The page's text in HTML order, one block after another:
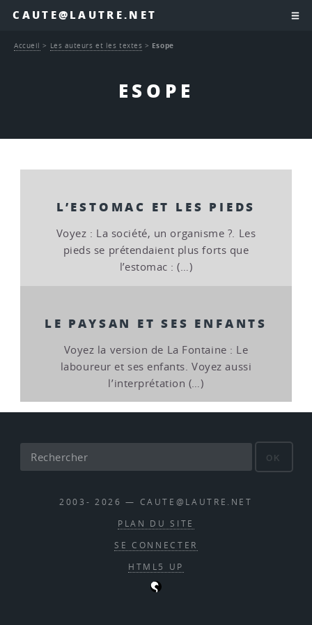
CAUTE@LAUTRE.NET
ESOPE
Accueil > Les auteurs et les textes > Esope
L’ESTOMAC ET LES PIEDS
Voyez : La société, un organisme ?. Les
pieds se prétendaient plus forts que
l’estomac : (…)
LE PAYSAN ET SES ENFANTS
Voyez la version de La Fontaine : Le
laboureur et ses enfants. Voyez aussi
l’interprétation (…)
OK
2003- 2026 — CAUTE@LAUTRE.NET
PLAN DU SITE
SE CONNECTER
HTML5 UP